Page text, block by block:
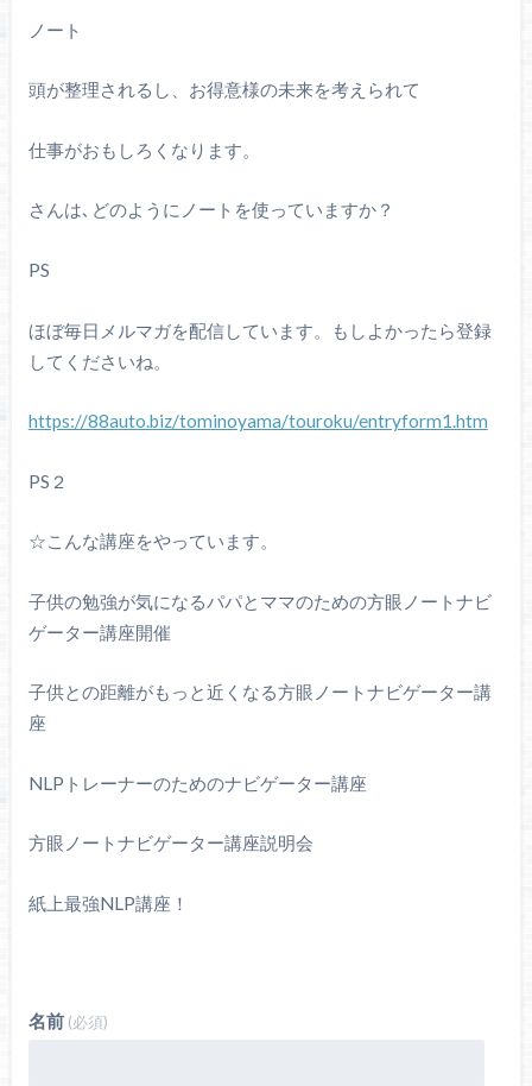
ノート
頭が整理されるし、お得意様の未来を考えられて
仕事がおもしろくなります。
さんは､どのようにノートを使っていますか？
PS
ほぼ毎日メルマガを配信しています。もしよかったら登録
してくださいね。
https://88auto.biz/tominoyama/touroku/entryform1.htm
PS２
☆こんな講座をやっています。
子供の勉強が気になるパパとママのための方眼ノートナビ
ゲーター講座開催
子供との距離がもっと近くなる方眼ノートナビゲーター講
座
NLPトレーナーのためのナビゲーター講座
方眼ノートナビゲーター講座説明会
紙上最強NLP講座！
名前 (必須)